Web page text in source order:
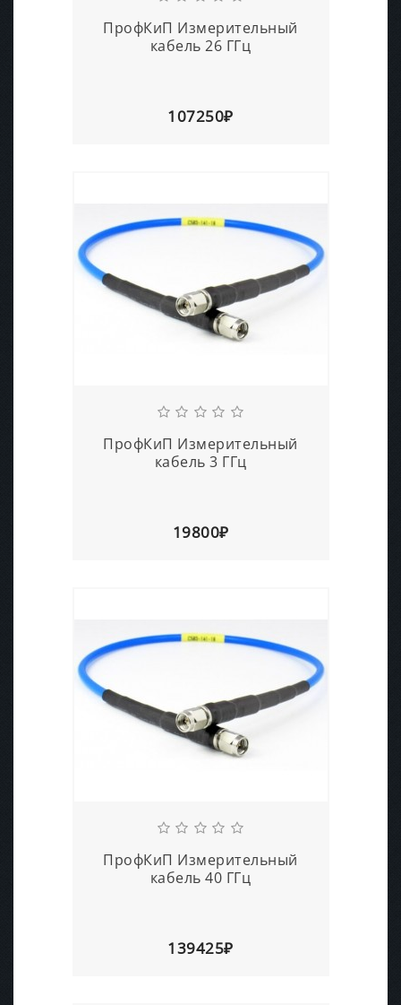
ПрофКиП Измерительный
кабель 26 ГГц
107250₽
ПрофКиП Измерительный
кабель 3 ГГц
19800₽
ПрофКиП Измерительный
кабель 40 ГГц
139425₽